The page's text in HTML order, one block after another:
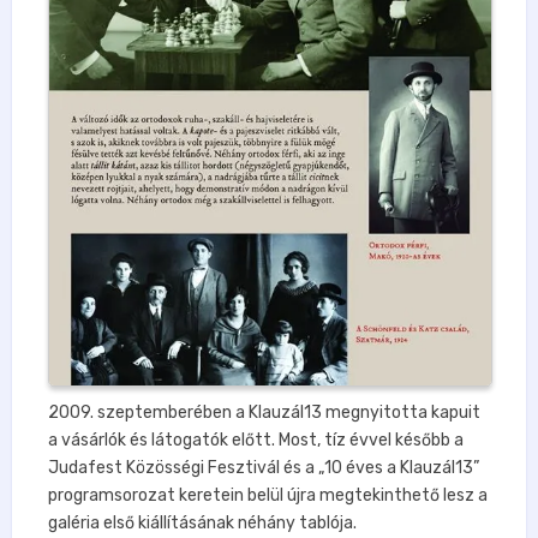
2009. szeptemberében a Klauzál13 megnyitotta kapuit
a vásárlók és látogatók előtt. Most, tíz évvel később a
Judafest Közösségi Fesztivál és a „10 éves a Klauzál13”
programsorozat keretein belül újra megtekinthető lesz a
galéria első kiállításának néhány tablója.